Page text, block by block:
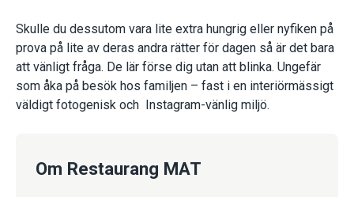
Skulle du dessutom vara lite extra hungrig eller nyfiken på
prova på lite av deras andra rätter för dagen så är det bara
att vänligt fråga. De lär förse dig utan att blinka. Ungefär
som åka på besök hos familjen – fast i en interiörmässigt
väldigt fotogenisk och Instagram-vänlig miljö.
Om Restaurang MAT